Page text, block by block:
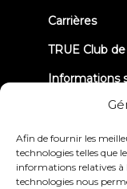
Afin de fournir les
technologies telles que
informations relatives à
technologies nous
Carrières
TRUE Club
Informations